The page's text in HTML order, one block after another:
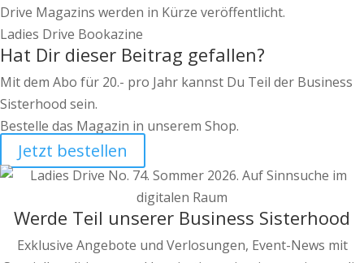
Drive Magazins werden in Kürze veröffentlicht.
Ladies Drive Bookazine
Hat Dir dieser Beitrag gefallen?
Mit dem Abo für 20.- pro Jahr kannst Du Teil der Business
Sisterhood sein.
Bestelle das Magazin in unserem Shop.
Jetzt bestellen
Werde Teil unserer Business Sisterhood
Exklusive Angebote und Verlosungen, Event-News mit